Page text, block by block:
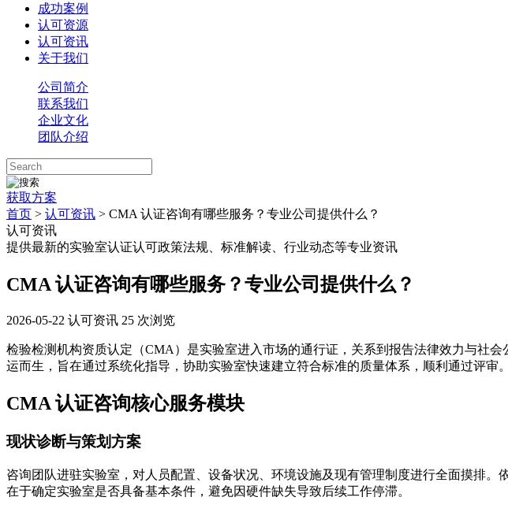
成功案例
认可资源
认可资讯
关于我们
公司简介
联系我们
企业文化
团队介绍
获取方案
首页 > 认可资讯 > CMA 认证咨询有哪些服务？专业公司提供什么？
认可资讯
提供最新的实验室认证认可政策法规、标准解读、行业动态等专业资讯
CMA 认证咨询有哪些服务？专业公司提供什么？
2026-05-22 认可资讯 25 次浏览
检验检测机构资质认定（CMA）是实验室进入市场的通行证，关系到报告法律效力与社
运而生，旨在通过系统化指导，协助实验室快速建立符合标准的质量体系，顺利通过评审。
CMA 认证咨询核心服务模块
现状诊断与策划方案
咨询团队进驻实验室，对人员配置、设备状况、环境设施及现有管理制度进行全面摸排
在于确定实验室是否具备基本条件，避免因硬件缺失导致后续工作停滞。